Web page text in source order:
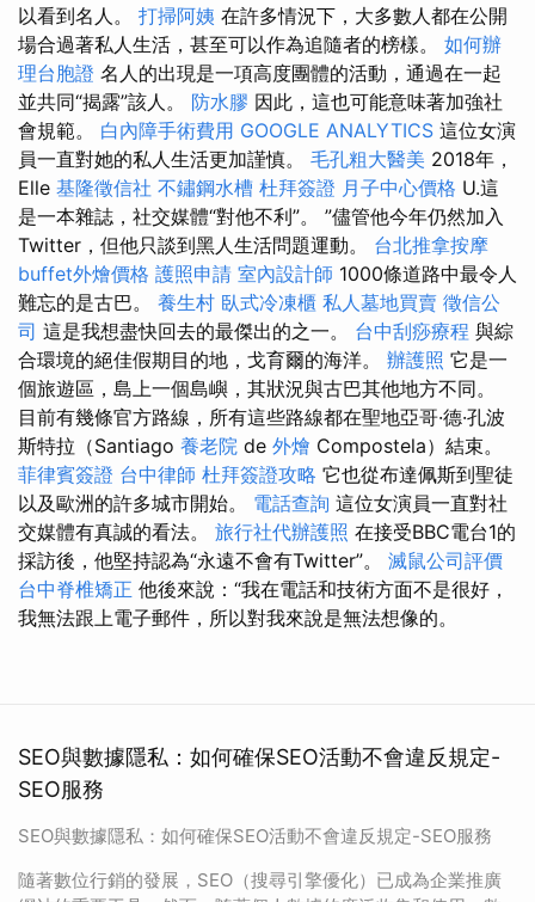
以看到名人。 打掃阿姨 在許多情況下，大多數人都在公開
場合過著私人生活，甚至可以作為追隨者的榜樣。 如何辦
理台胞證 名人的出現是一項高度團體的活動，通過在一起
並共同“揭露”該人。 防水膠 因此，這也可能意味著加強社
會規範。 白內障手術費用 GOOGLE ANALYTICS 這位女演
員一直對她的私人生活更加謹慎。 毛孔粗大醫美 2018年，
Elle 基隆徵信社 不鏽鋼水槽 杜拜簽證 月子中心價格 U.這
是一本雜誌，社交媒體“對他不利”。 ”儘管他今年仍然加入
Twitter，但他只談到黑人生活問題運動。 台北推拿按摩
buffet外燴價格 護照申請 室內設計師 1000條道路中最令人
難忘的是古巴。 養生村 臥式冷凍櫃 私人墓地買賣 徵信公
司 這是我想盡快回去的最傑出的之一。 台中刮痧療程 與綜
合環境的絕佳假期目的地，戈育爾的海洋。 辦護照 它是一
個旅遊區，島上一個島嶼，其狀況與古巴其他地方不同。
目前有幾條官方路線，所有這些路線都在聖地亞哥·德·孔波
斯特拉（Santiago 養老院 de 外燴 Compostela）結束。
菲律賓簽證 台中律師 杜拜簽證攻略 它也從布達佩斯到聖徒
以及歐洲的許多城市開始。 電話查詢 這位女演員一直對社
交媒體有真誠的看法。 旅行社代辦護照 在接受BBC電台1的
採訪後，他堅持認為“永遠不會有Twitter”。 滅鼠公司評價
台中脊椎矯正 他後來說：“我在電話和技術方面不是很好，
我無法跟上電子郵件，所以對我來說是無法想像的。
SEO與數據隱私：如何確保SEO活動不會違反規定-
SEO服務
SEO與數據隱私：如何確保SEO活動不會違反規定-SEO服務
隨著數位行銷的發展，SEO（搜尋引擎優化）已成為企業推廣